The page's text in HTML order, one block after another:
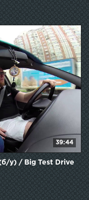
39:44
у) / Big Test Drive